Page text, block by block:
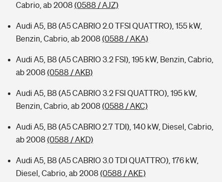
Cabrio, ab 2008 (0588 / AJZ)
Audi A5, B8 (A5 CABRIO 2.0 TFSI QUATTRO), 155 kW,
Benzin, Cabrio, ab 2008 (0588 / AKA)
Audi A5, B8 (A5 CABRIO 3.2 FSI), 195 kW, Benzin, Cabrio,
ab 2008 (0588 / AKB)
Audi A5, B8 (A5 CABRIO 3.2 FSI QUATTRO), 195 kW,
Benzin, Cabrio, ab 2008 (0588 / AKC)
Audi A5, B8 (A5 CABRIO 2.7 TDI), 140 kW, Diesel, Cabrio,
ab 2008 (0588 / AKD)
Audi A5, B8 (A5 CABRIO 3.0 TDI QUATTRO), 176 kW,
Diesel, Cabrio, ab 2008 (0588 / AKE)